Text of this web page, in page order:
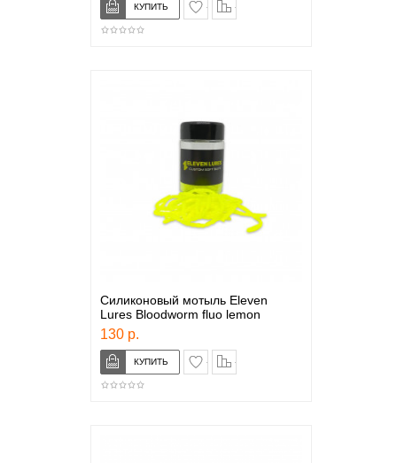
Силиконовый мотыль Eleven
Lures Bloodworm fluo lemon
130 р.
в закладки